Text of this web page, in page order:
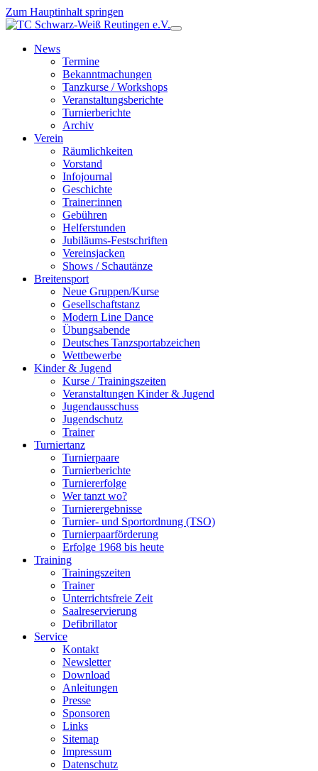
Zum Hauptinhalt springen
News
Termine
Bekanntmachungen
Tanzkurse / Workshops
Veranstaltungsberichte
Turnierberichte
Archiv
Verein
Räumlichkeiten
Vorstand
Infojournal
Geschichte
Trainer:innen
Gebühren
Helferstunden
Jubiläums-Festschriften
Vereinsjacken
Shows / Schautänze
Breitensport
Neue Gruppen/Kurse
Gesellschaftstanz
Modern Line Dance
Übungsabende
Deutsches Tanzsportabzeichen
Wettbewerbe
Kinder & Jugend
Kurse / Trainingszeiten
Veranstaltungen Kinder & Jugend
Jugendausschuss
Jugendschutz
Trainer
Turniertanz
Turnierpaare
Turnierberichte
Turniererfolge
Wer tanzt wo?
Turnierergebnisse
Turnier- und Sportordnung (TSO)
Turnierpaarförderung
Erfolge 1968 bis heute
Training
Trainingszeiten
Trainer
Unterrichtsfreie Zeit
Saalreservierung
Defibrillator
Service
Kontakt
Newsletter
Download
Anleitungen
Presse
Sponsoren
Links
Sitemap
Impressum
Datenschutz